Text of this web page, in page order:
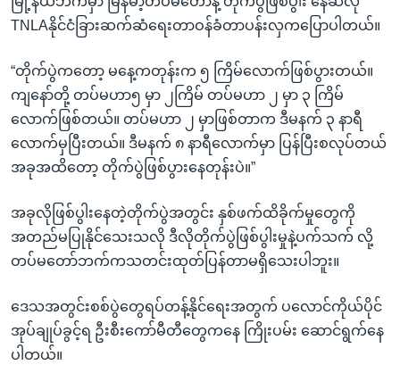
TNLAနိုင်ငံခြားဆက်ဆံရေးတာဝန်ခံတာပန်းလှကပြောပါတယ်။
“တိုက်ပွဲကတော့ မနေ့ကတုန်းက ၅ ကြိမ်လောက်ဖြစ်ပွားတယ်။
ကျနော်တို့ တပ်မဟာ၅ မှာ ၂ကြိမ် တပ်မဟာ ၂ မှာ ၃ ကြိမ်
လောက်ဖြစ်တယ်။ တပ်မဟာ ၂ မှာဖြစ်တာက ဒီမနက် ၃ နာရီ
လောက်မှပြီးတယ်။ ဒီမနက် ၈ နာရီလောက်မှာ ပြန်ပြီးစလုပ်တယ်
အခုအထိတော့ တိုက်ပွဲဖြစ်ပွားနေတုန်းပဲ။”
အခုလိုဖြစ်ပွါးနေတဲ့တိုက်ပွဲအတွင်း နှစ်ဖက်ထိခိုက်မှုတွေကို
အတည်မပြုနိုင်သေးသလို ဒီလိုတိုက်ပွဲဖြစ်ပွါးမှုနဲ့ပက်သက် လို့
တပ်မတော်ဘက်ကသတင်းထုတ်ပြန်တာမရှိသေးပါဘူး။
ဒေသအတွင်းစစ်ပွဲတွေရပ်တန့်နိုင်ရေးအတွက် ပလောင်ကိုယ်ပိုင်
အုပ်ချုပ်ခွင့်ရ ဦးစီးကော်မီတီတွေကနေ ကြိုးပမ်း ဆောင်ရွက်နေ
ပါတယ်။